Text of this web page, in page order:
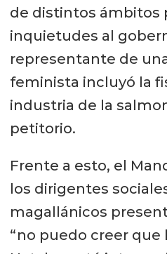
de distintos ámbitos
inquietudes al
representante de
feminista incluyó la
industria de la
petitorio.
Frente a esto, el
los dirigentes
magallánicos
“no puedo creer que